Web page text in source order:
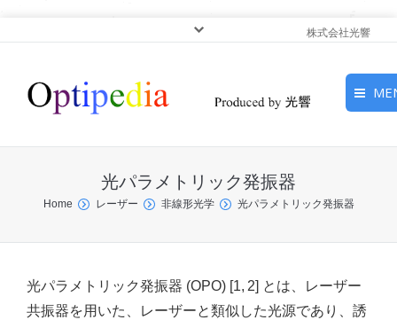
株式会社光響
ピックアップ
光応用・アプリケーショ
ン
光パラメトリック発振器
You are here:
Home レーザー 非線形光学 光パラメトリック発振器
光パラメトリック発振器 (OPO) [1, 2] とは、レーザー
共振器を用いた、レーザーと類似した光源であり、誘